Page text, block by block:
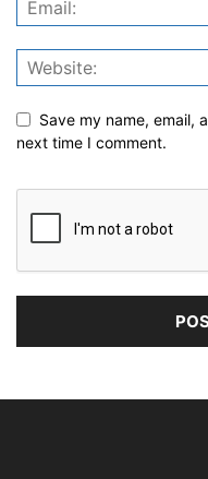
Save my name, email,
next time I comment.